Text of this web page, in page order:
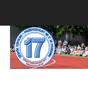
content